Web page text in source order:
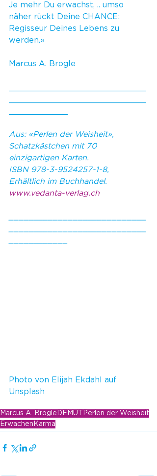
Je mehr Du erwachst, .. umso
näher rückt Deine CHANCE:
Regisseur Deines Lebens zu
werden.»
Marcus A. Brogle
Aus: «Perlen der Weisheit»,
Schatzkästchen mit 70
einzigartigen Karten.
ISBN 978-3-9524257-1-8,
Erhältlich im Buchhandel.
www.vedanta-verlag.ch
Photo von Elijah Ekdahl auf
Unsplash
Marcus A. Brogle DEMUT
Perlen der Weisheit
Erwachen Karma